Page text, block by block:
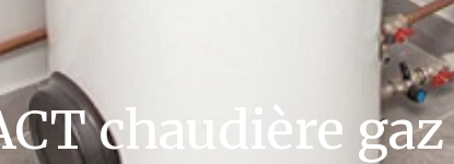
chaudière